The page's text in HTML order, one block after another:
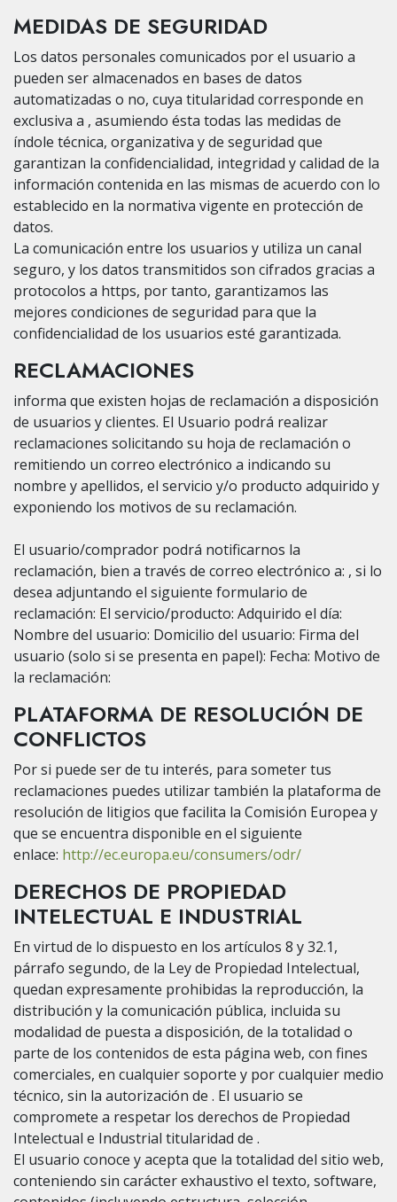
MEDIDAS DE SEGURIDAD
Los datos personales comunicados por el usuario a
pueden ser almacenados en bases de datos
automatizadas o no, cuya titularidad corresponde en
exclusiva a , asumiendo ésta todas las medidas de
índole técnica, organizativa y de seguridad que
garantizan la confidencialidad, integridad y calidad de la
información contenida en las mismas de acuerdo con lo
establecido en la normativa vigente en protección de
datos.
La comunicación entre los usuarios y utiliza un canal
seguro, y los datos transmitidos son cifrados gracias a
protocolos a https, por tanto, garantizamos las
mejores condiciones de seguridad para que la
confidencialidad de los usuarios esté garantizada.
RECLAMACIONES
informa que existen hojas de reclamación a disposición
de usuarios y clientes. El Usuario podrá realizar
reclamaciones solicitando su hoja de reclamación o
remitiendo un correo electrónico a indicando su
nombre y apellidos, el servicio y/o producto adquirido y
exponiendo los motivos de su reclamación.
El usuario/comprador podrá notificarnos la
reclamación, bien a través de correo electrónico a: , si lo
desea adjuntando el siguiente formulario de
reclamación: El servicio/producto: Adquirido el día:
Nombre del usuario: Domicilio del usuario: Firma del
usuario (solo si se presenta en papel): Fecha: Motivo de
la reclamación:
PLATAFORMA DE RESOLUCIÓN DE
CONFLICTOS
Por si puede ser de tu interés, para someter tus
reclamaciones puedes utilizar también la plataforma de
resolución de litigios que facilita la Comisión Europea y
que se encuentra disponible en el siguiente
enlace: http://ec.europa.eu/consumers/odr/
DERECHOS DE PROPIEDAD
INTELECTUAL E INDUSTRIAL
En virtud de lo dispuesto en los artículos 8 y 32.1,
párrafo segundo, de la Ley de Propiedad Intelectual,
quedan expresamente prohibidas la reproducción, la
distribución y la comunicación pública, incluida su
modalidad de puesta a disposición, de la totalidad o
parte de los contenidos de esta página web, con fines
comerciales, en cualquier soporte y por cualquier medio
técnico, sin la autorización de . El usuario se
compromete a respetar los derechos de Propiedad
Intelectual e Industrial titularidad de .
El usuario conoce y acepta que la totalidad del sitio web,
conteniendo sin carácter exhaustivo el texto, software,